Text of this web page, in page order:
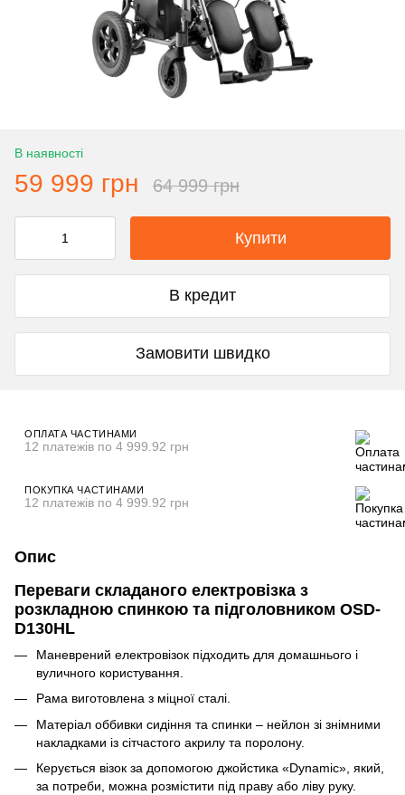
В наявності
59 999 грн 64 999 грн
Купити
В кредит
Замовити швидко
ОПЛАТА ЧАСТИНАМИ
12 платежів по 4 999.92 грн
ПОКУПКА ЧАСТИНАМИ
12 платежів по 4 999.92 грн
Опис
Переваги складаного електровізка з
розкладною спинкою та підголовником OSD-
D130HL
Маневрений електровізок підходить для домашнього і
вуличного користування.
Рама виготовлена з міцної сталі.
Матеріал оббивки сидіння та спинки – нейлон зі знімними
накладками із сітчастого акрилу та поролону.
Керується візок за допомогою джойстика «Dynamic», який,
за потреби, можна розмістити під праву або ліву руку.